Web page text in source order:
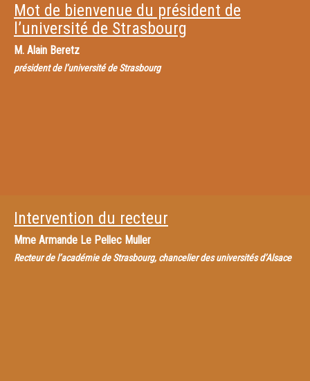
Mot de bienvenue du président de
l’université de Strasbourg
M. Alain Beretz
président de l’université de Strasbourg
Intervention du recteur
Mme Armande Le Pellec Muller
Recteur de l’académie de Strasbourg, chancelier des universités d’Alsace